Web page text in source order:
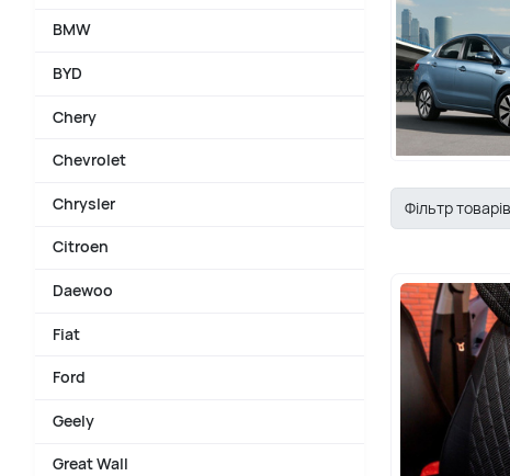
BMW
BYD
Chery
Chevrolet
Chrysler
Citroen
Daewoo
Fiat
Ford
Geely
Great Wall
Фільтр товарів